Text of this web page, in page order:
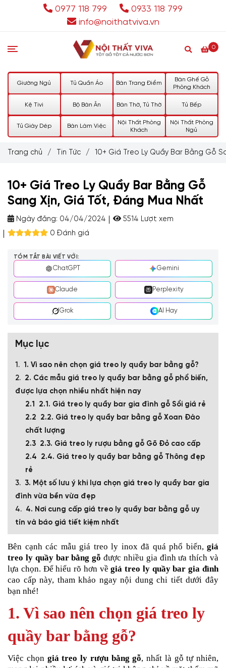
0977 118 799
0933 118 799
info@noithatviva.vn
0
Giường Ngủ Tủ Quần Áo Bàn Trang Điểm
Bàn Ghế Gỗ
Phòng Khách
Kệ Tivi Bộ Bàn Ăn Bàn Thờ, Tủ Thờ Tủ Bếp
Tủ Giày Dép Bàn Làm Việc
Nội Thất Phòng
Khách
Nội Thất Phòng
Ngủ
Trang chủ / Tin Tức / 10+ Giá Treo Ly Quầy Bar Bằng Gỗ
10+ Giá Treo Ly Quầy Bar Bằng Gỗ
Sang Xịn, Giá Tốt, Đáng Mua Nhất
Ngày đăng: 04/04/2024
5514 Lượt xem
0 Đánh giá
TÓM TẮT BÀI VIẾT VỚI:
ChatGPT Gemini
Claude Perplexity
Grok AI Hay
Mục lục
1. Vì sao nên chọn giá treo ly quầy bar bằng gỗ?
2. Các mẫu giá treo ly quầy bar bằng gỗ phổ biến,
được lựa chọn nhiều nhất hiện nay
2.1. Giá treo ly quầy bar gia đình gỗ Sồi giá rẻ
2.2. Giá treo ly quầy bar bằng gỗ Xoan Đào
chất lượng
2.3. Giá treo ly rượu bằng gỗ Gõ Đỏ cao cấp
2.4. Giá treo ly quầy bar bằng gỗ Thông đẹp
rẻ
3. Một số lưu ý khi lựa chọn giá treo ly quầy bar gia
đình vừa bền vừa đẹp
4. Nơi cung cấp giá treo ly quầy bar bằng gỗ uy
tín và báo giá tiết kiệm nhất
Bên cạnh các mẫu giá treo ly inox đã quá phổ biến, giá
treo ly quầy bar bằng gỗ được nhiều gia đình ưa thích và
lựa chọn. Để hiểu rõ hơn vềgiá treo ly quầy bar gia đình
cao cấp này, tham khảo ngay nội dung chi tiết dưới đây
bạn nhé!
1. Vì sao nên chọn giá treo ly
quầy bar bằng gỗ?
Việc chọn giá treo ly rượu bằng gỗ, nhất là gỗ tự nhiên,